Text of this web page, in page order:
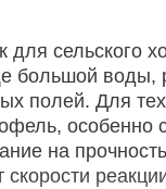
для сельского
большой воды,
полей. Для
особенно
на
скорости